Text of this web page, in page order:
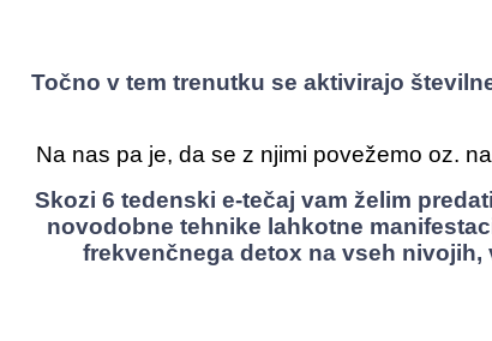
Točno v tem trenutku se aktivirajo
Na nas pa je, da se z njimi povežemo oz.
Skozi 6 tedenski e-tečaj vam želim
novodobne tehnike lahkotne
frekvenčnega detox na vseh